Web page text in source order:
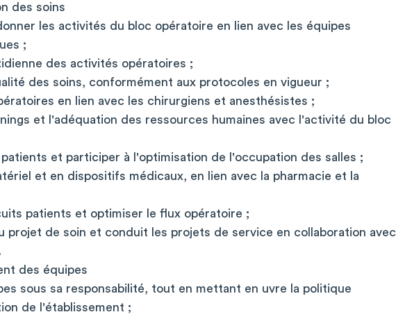
des soins
les activités du bloc opératoire en lien avec les équipes
;
des activités opératoires ;
des soins, conformément aux protocoles en vigueur ;
en lien avec les chirurgiens et anesthésistes ;
et l'adéquation des ressources humaines avec l'activité du bloc
et participer à l'optimisation de l'occupation des salles ;
et en dispositifs médicaux, en lien avec la pharmacie et la
patients et optimiser le flux opératoire ;
projet de soin et conduit les projets de service en collaboration avec
des équipes
sous sa responsabilité, tout en mettant en uvre la politique
de l'établissement ;